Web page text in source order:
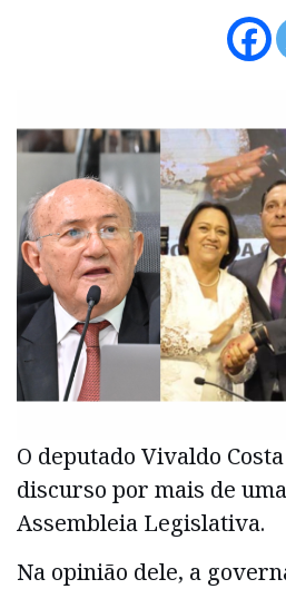
O deputado Vivaldo
discurso por mais de
Assembleia Legislativa.
Na opinião dele, a